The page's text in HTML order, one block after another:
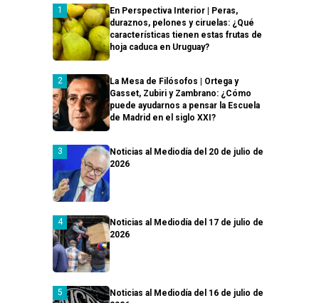
En Perspectiva Interior | Peras,
duraznos, pelones y ciruelas: ¿Qué
características tienen estas frutas de
hoja caduca en Uruguay?
La Mesa de Filósofos | Ortega y
Gasset, Zubiri y Zambrano: ¿Cómo
puede ayudarnos a pensar la Escuela
de Madrid en el siglo XXI?
Noticias al Mediodía del 20 de julio de
2026
Noticias al Mediodía del 17 de julio de
2026
Noticias al Mediodía del 16 de julio de